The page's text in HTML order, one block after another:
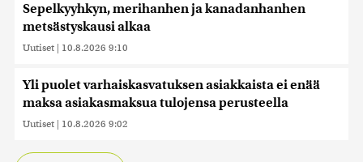
Sepelkyyhkyn, merihanhen ja kanadanhanhen
metsästyskausi alkaa
Uutiset | 10.8.2026 9:10
Yli puolet varhaiskasvatuksen asiakkaista ei enää
maksa asiakasmaksua tulojensa perusteella
Uutiset | 10.8.2026 9:02